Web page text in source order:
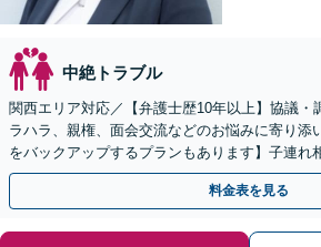
中絶トラブル
関西エリア対応／【弁護士歴10年以上】協議・
ラハラ、親権、面会交流などのお悩みに寄り添
をバックアップするプランもあります】子連れ
OK【直接初回面談30分無料】
料金表を見る